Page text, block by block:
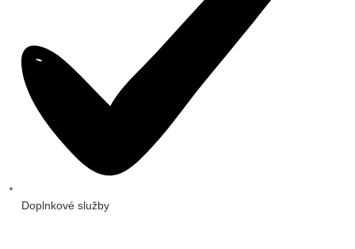
Doplnkové služby